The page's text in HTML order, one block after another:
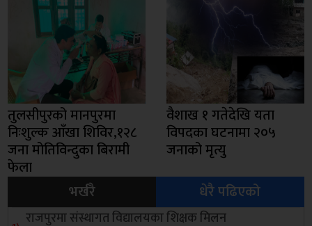
तुलसीपुरको मानपुरमा
निःशुल्क आँखा शिविर,१२८
जना मोतिविन्दुका बिरामी
फेला
वैशाख १ गतेदेखि यता
विपदका घटनामा २०५
जनाको मृत्यु
भर्खरै
धेरै पढिएको
राजपुरमा संस्थागत विद्यालयका शिक्षक मिलन